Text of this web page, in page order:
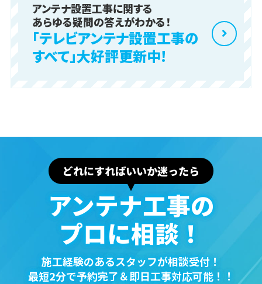
アンテナ設置工事に関する
あらゆる疑問の答えがわかる！
「テレビアンテナ設置工事の
すべて」大好評更新中!
どれにすればいいか迷ったら
アンテナ⼯事の
プロに相談！
施⼯経験のあるスタッフが相談受付！
最短2分で予約完了＆即⽇⼯事対応可能！！